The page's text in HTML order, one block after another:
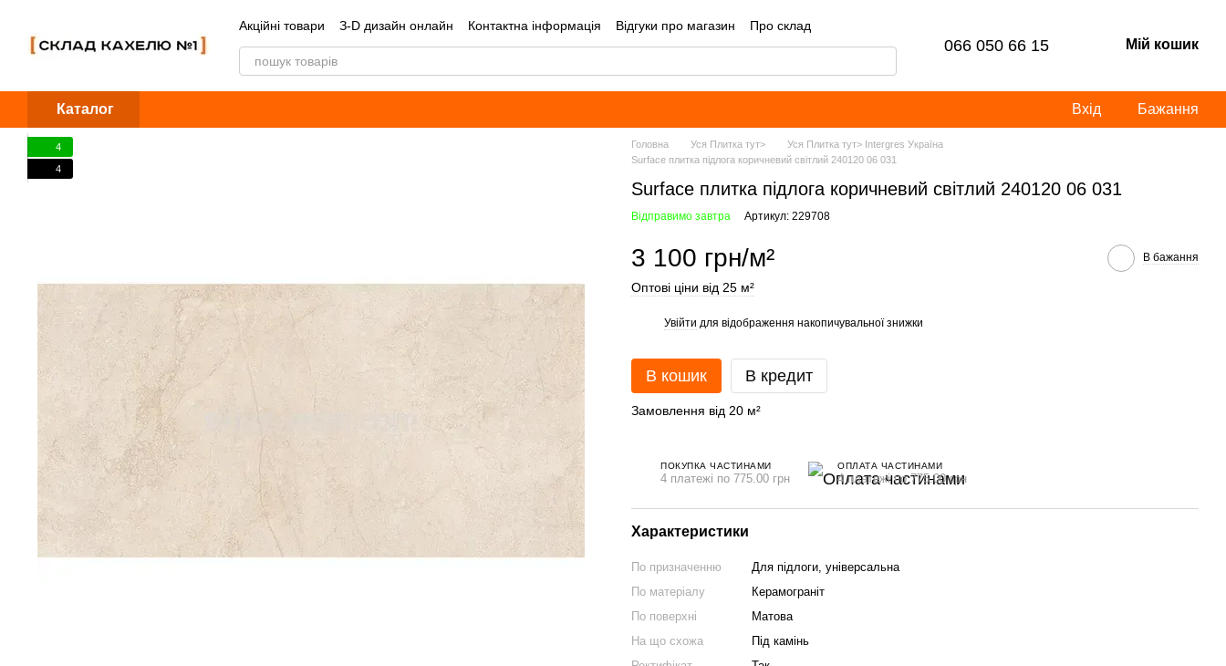
Акційні товари З-D дизайн онлайн Контактна інформація Відгуки про магазин
Про склад
Обмін та повернення
Блог Угода користувача Оплата і доставка 066 050 66 15 Мій кошик
Каталог Вхід Бажання
4
4
Головна Уся Плитка тут>
Уся Плитка тут> Intergres Україна
Surface плитка підлога коричневий світлий 240120 06 031
Surface плитка підлога коричневий світлий 240120 06 031
Відправимо завтра Артикул: 229708
3 100 грн/м² В бажання
Оптові ціни від 25 м²
Увійти для відображення накопичувальної знижки
В кошик В кредит
Замовлення від 20 м²
ПОКУПКА ЧАСТИНАМИ
4 платежі по 775.00 грн
ОПЛАТА ЧАСТИНАМИ
4 платежі по 775.00 грн
Характеристики
По призначенню
Для підлоги, універсальна
По матеріалу
Керамограніт
По поверхні
Матова
На що схожа
Під камінь